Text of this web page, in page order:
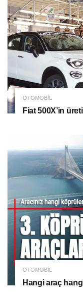
OTOMOBIL
Fiat 500X’in
OTOMOBIL
Hangi araç